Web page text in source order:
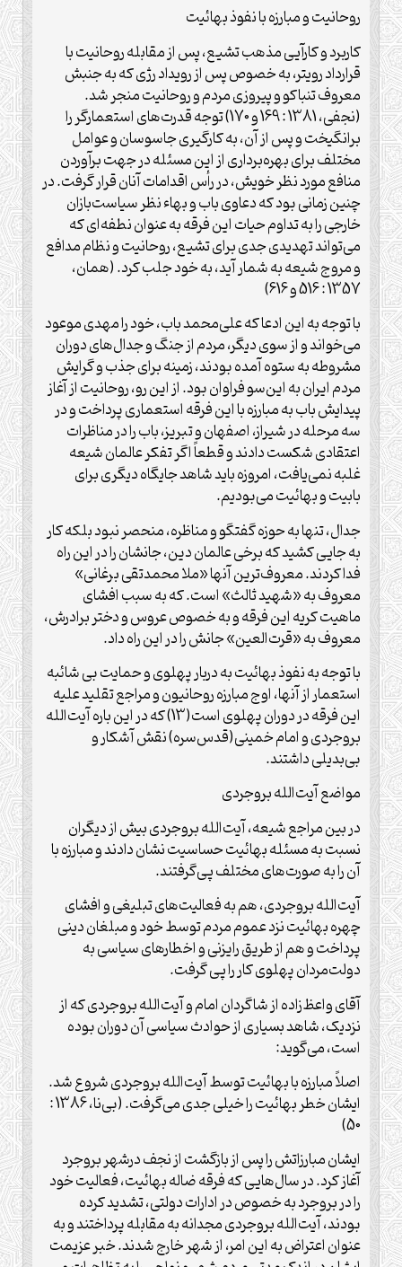
روحانیت و مبارزه با نفوذ بهائیت
کاربرد و کارآیی مذهب تشیع، پس از مقابله روحانیت با
قرارداد رویتر، به خصوص پس از رویداد رژی که به جنبش
معروف تنباکو و پیروزی مردم و روحانیت منجر شد.
(نجفی، 1381 : 169 و 170) توجه قدرت‌های استعمارگر را
برانگیخت و پس از آن،‌ به کارگیری جاسوسان و عوامل
مختلف برای بهره‌برداری از این مسئله در جهت برآوردن
منافع مورد نظر خویش، در رأس اقدامات آنان قرار گرفت. در
چنین زمانی بود که دعاوی باب و بهاء نظر سیاست‌بازان
خارجی را به تداوم حیات این فرقه به عنوان نطفه‌ای که
می‌تواند تهدیدی جدی برای تشیع، روحانیت و نظام مدافع
و مروج شیعه به شمار آید، به خود جلب کرد. (همان،
1357 : 516 و 616)
با توجه به این ادعا که علی‌محمد باب، خود را مهدی موعود
می‌خواند و از سوی دیگر، مردم از جنگ و جدال‌های دوران
مشروطه به ستوه آمده بودند، زمینه برای جذب و گرایش
مردم ایران به این‌سو فراوان بود. از این رو، روحانیت از آغاز
پیدایش باب به مبارزه با این فرقه استعماری پرداخت و در
سه مرحله در شیراز، اصفهان و تبریز، باب را در مناظرات
اعتقادی شکست دادند و قطعاً اگر تفکر عالمان شیعه
غلبه نمی‌یافت، امروزه باید شاهد جایگاه دیگری برای
بابیت و بهائیت می‌بودیم.
جدال، تنها به حوزه گفتگو و مناظره، منحصر نبود بلکه کار
به جایی کشید که برخی عالمان دین، جانشان را در این راه
فدا کردند. معروف‌ترین آنها «ملا محمدتقی برغانی»
معروف به «شهید ثالث» است. که به سبب افشای
ماهیت کریه این فرقه و به خصوص عروس و دختر برادرش،
معروف به «قرت‌العین» جانش را در این راه داد.
با توجه به نفوذ بهائیت به دربار پهلوی و حمایت بی شائبه
استعمار از آنها، اوج مبارزه روحانیون و مراجع تقلید علیه
این فرقه در دوران پهلوی است(13) که در این باره آیت‌الله
بروجردی و امام خمینی(قدس‌سره) نقش آشکار و
بی‌بدیلی داشتند.
مواضع آیت‌الله بروجردی
در بین مراجع شیعه، آیت‌الله بروجردی بیش از دیگران
نسبت به مسئله بهائیت حساسیت نشان دادند و مبارزه با
آن را به صورت‌های مختلف پی‌گرفتند.
آیت‌الله بروجردی، هم به فعالیت‌های تبلیغی و افشای
چهره بهائیت نزد عموم مردم توسط خود و مبلغان دینی
پرداخت و هم از طریق رایزنی و اخطار‌های سیاسی به
دولت‌مردان پهلوی کار را پی گرفت.
آقای واعظ‌زاده از شاگردان امام و آیت‌الله بروجردی که از
نزدیک، شاهد بسیاری از حوادث سیاسی آن دوران بوده
است، می‌گوید:
اصلاً مبارزه با بهائیت توسط آیت‌الله بروجردی شروع شد.
ایشان خطر بهائیت را خیلی جدی می‌گرفت. (بی‌نا، 1386 :
50)
ایشان مبارزاتش را پس از بازگشت از نجف درشهر بروجرد
آغاز کرد. در سال‌هایی که فرقه ضاله بهائیت، فعالیت خود
را در بروجرد به خصوص در ادارات دولتی، تشدید کرده
بودند، آیت‌الله بروجردی مجدانه به مقابله پرداختند و به
عنوان اعتراض به این امر، از شهر خارج شدند. خبر عزیمت